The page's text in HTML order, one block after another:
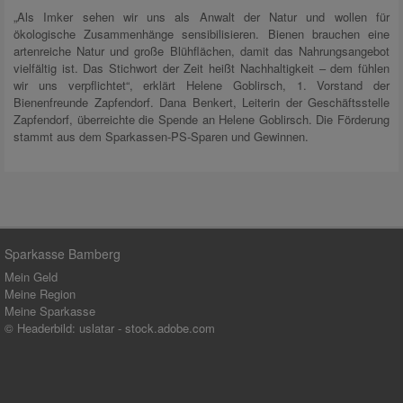
„Als Imker sehen wir uns als Anwalt der Natur und wollen für
ökologische Zusammenhänge sensibilisieren. Bienen brauchen eine
artenreiche Natur und große Blühflächen, damit das Nahrungsangebot
vielfältig ist. Das Stichwort der Zeit heißt Nachhaltigkeit – dem fühlen
wir uns verpflichtet“, erklärt Helene Goblirsch, 1. Vorstand der
Bienenfreunde Zapfendorf. Dana Benkert, Leiterin der Geschäftsstelle
Zapfendorf, überreichte die Spende an Helene Goblirsch. Die Förderung
stammt aus dem Sparkassen-PS-Sparen und Gewinnen.
Sparkasse Bamberg
Mein Geld
Meine Region
Meine Sparkasse
© Headerbild: uslatar - stock.adobe.com